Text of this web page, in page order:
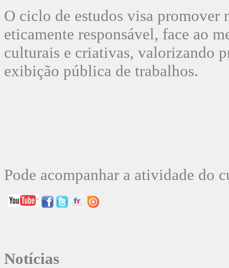
O ciclo de estudos visa promover
eticamente responsável, face ao
culturais e criativas, valorizando
exibição pública de trabalhos.
Pode acompanhar a atividade do
Notícias